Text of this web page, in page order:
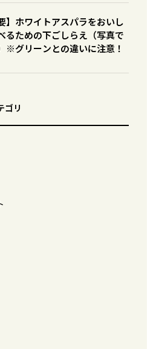
】ホワイトアスパラをおいし
るための下ごしらえ（写真で
※グリーンとの違いに注意！
ゴリ